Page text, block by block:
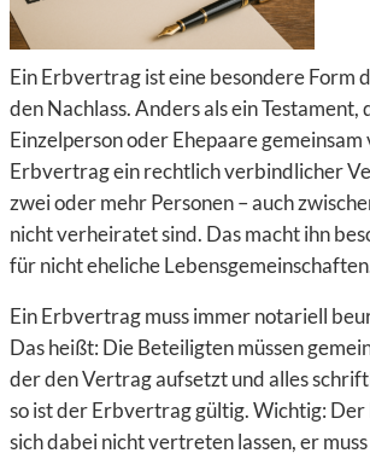
Ein Erbvertrag ist eine besondere Form
den Nachlass. Anders als ein Testament,
Einzelperson oder Ehepaare
Erbvertrag ein rechtlich verbindlicher
zwei oder mehr Personen – auch
nicht verheiratet sind. Das macht ihn
für nicht eheliche
Ein Erbvertrag muss immer notariell
Das heißt: Die Beteiligten müssen
der den Vertrag aufsetzt und alles
so ist der Erbvertrag gültig. Wichtig: Der
sich dabei nicht vertreten lassen, er